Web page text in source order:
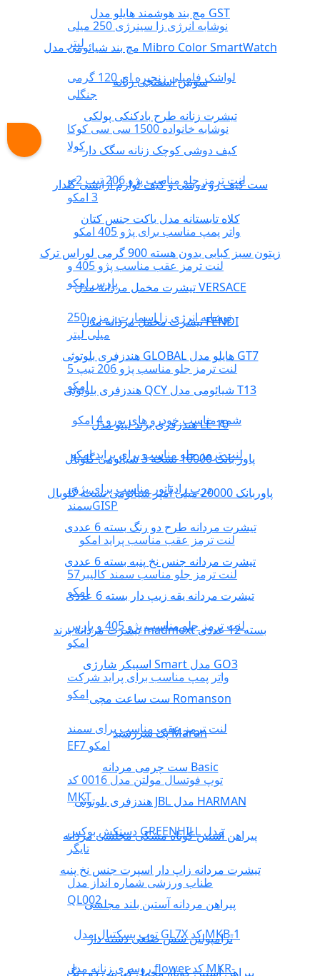
نوشابه انرژی زا سینرژی 250 میلی
لیتر
لواشک فامیلی زنجیره ای 120 گرمی
جنگلی
نوشابه خانواده 1500 سی سی کوکا
کولا
لنت ترمز جلو مناسب پژو 206 تیپ 2 و
3 امکو
واتر پمپ مناسب برای پژو 405 امکو
لنت ترمز عقب مناسب پژو 405 و
پارس امکو
نوشابه انرژی زا اسمارت زمزم 250
میلی لیتر
لنت ترمز جلو مناسب پژو 206 تیپ 5
امکو
شمع مناسب خودرو های یورو 4 امکو
لنت ترمز جلو مناسب برای پراید امکو
درب رادیاتور مناسب برای پژو ،
سمندGISP
لنت ترمز عقب مناسب پراید امکو
لنت ترمز جلو مناسب سمند کالیبر57
امکو
لنت ترمز جلو مناسب پژو 405 و پارس
امکو
واتر پمپ مناسب برای پراید شرکت
امکو
لنت ترمز عقب مناسب برای سمند
EF7 امکو
توپ فوتسال مولتن مدل 0016 کد
MKT
دستکش بوکس GREENHILL مدل
تایگر
طناب ورزشی شماره انداز مدل
QL002
توپ بسکتبال مدل GL7X کد MKB-1
روسری زنانه مدل flower کد MKR-
مچ بند هوشمند هایلو مدل GST
مچ بند شیائومی مدل Mibro Color SmartWatch
سوتین اسفنجی زنانه
تیشرت زنانه طرح بادکنکی پولکی
کیف دوشی کوچک زنانه سگک دار
ست کیف رو دوشی و کیف لوازم آرایشی گلدار
کلاه تابستانه مدل باکت جنس کتان
زیتون سبز کبابی بدون هسته 900 گرمی لوراس ترک
تیشرت مخمل مردانه مدل VERSACE
تیشرت مخمل مردانه مدل FENDI
هندزفری بلوتوثی GLOBAL هایلو مدل GT7
هندزفری بلوتوثی QCY شیائومی مدل T13
هندزفری برند لیتو مدل LE-10
پاور بانک 10000 نسخه 3 شیائومی گلوبال
پاوربانک 20000 میلی آمپر شیائومی نسخه گلوبال
تیشرت مردانه طرح دو رنگ بسته 6 عددی
تیشرت مردانه جنس نخ پنبه بسته 6 عددی
تیشرت مردانه یقه زیپ دار بسته 6 عددی
تیشرت مردانه برند madmext بسته 12 عددی
اسپیکر شارژی Smart مدل GO3
ست ساعت مچی Romanson
پک سررسید Maran
ست چرمی مردانه Basic
هندزفری بلوتوثی JBL مدل HARMAN
پیراهن آستین کوتاه مشکی مجلسی مردانه
تیشرت مردانه زاپ دار اسپرت جنس نخ پنبه
پیراهن مردانه آستین بلند مجلسی
ترامپولین شش ضلعی دسته دار
پیراهن آستین کوتاه مخمل کبریتی دو رنگ